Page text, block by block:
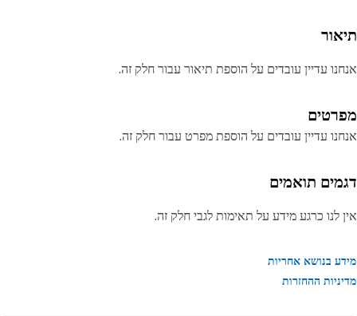
עדיין עובדים על הוספת תיאור עבור חלק זה.
עדיין עובדים על הוספת מפרט עבור חלק זה.
תואמים
לנו כרגע מידע על תאימות לגבי חלק זה.
בנושא אחריות
ההחזרות